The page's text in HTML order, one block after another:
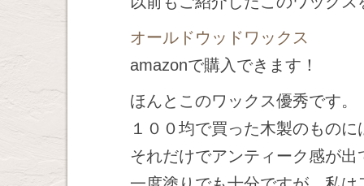
オールドウッドワックス
amazonで購入できます！
ほんとこのワックス優秀です。
１００均で買った木製のもの
それだけでアンティーク感が